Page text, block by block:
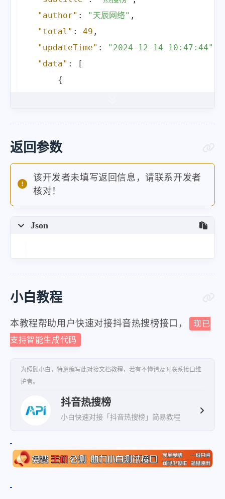
"author" : "天辰网络" ,
"total" : 49 ,
"updateTime" : "2024-12-14 10:47:44"
"data" :
[
{
]
返回参数
该开发者未填写返回信息，请联系开发者
核对！
Json
小白教程
本教程帮助用户快速对接抖音热搜榜接口，
现已
支持智能生成代码
为照顾小白，特意编写此对接文档教程，若有不懂请及时联系接口维
护者。
抖音热搜榜
小白快速对接「抖音热搜榜」简易教程